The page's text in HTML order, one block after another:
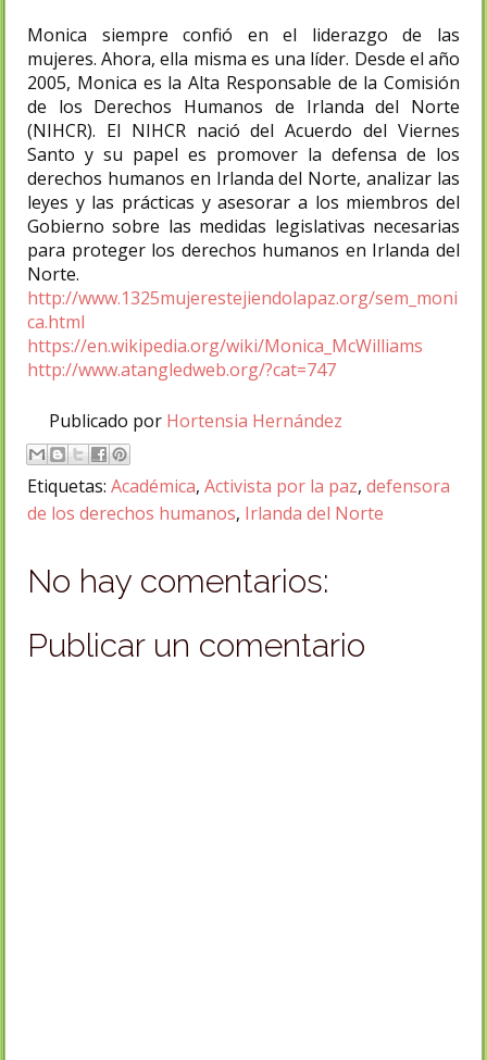
Monica siempre confió en el liderazgo de las
mujeres. Ahora, ella misma es una líder. Desde el año
2005, Monica es la Alta Responsable de la Comisión
de los Derechos Humanos de Irlanda del Norte
(NIHCR). El NIHCR nació del Acuerdo del Viernes
Santo y su papel es promover la defensa de los
derechos humanos en Irlanda del Norte, analizar las
leyes y las prácticas y asesorar a los miembros del
Gobierno sobre las medidas legislativas necesarias
para proteger los derechos humanos en Irlanda del
Norte.
http://www.1325mujerestejiendolapaz.org/sem_moni
ca.html
https://en.wikipedia.org/wiki/Monica_McWilliams
http://www.atangledweb.org/?cat=747
Publicado por Hortensia Hernández
Etiquetas: Académica, Activista por la paz, defensora
de los derechos humanos, Irlanda del Norte
No hay comentarios:
Publicar un comentario